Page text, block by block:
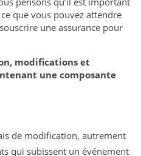
que vous pouvez attendre
une assurance pour
modifications et
une composante
de modification, autrement
qui subissent un événement